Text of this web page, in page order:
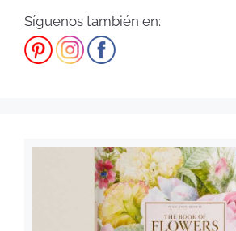
Síguenos también en: